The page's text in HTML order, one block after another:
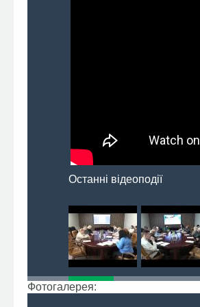
Останні відеоподії
Фотогалерея: